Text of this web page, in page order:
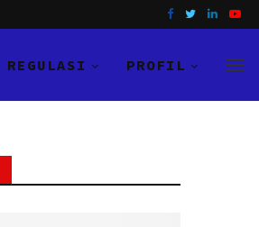
REGULASI PROFIL